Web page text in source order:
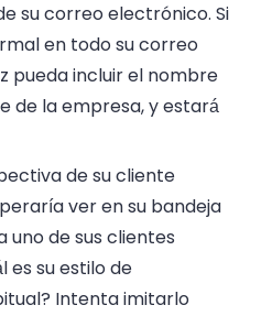
su correo electrónico. Si
en todo su correo
pueda incluir el nombre
de la empresa, y estará
de su cliente
ver en su bandeja
uno de sus clientes
es su estilo de
Intenta imitarlo